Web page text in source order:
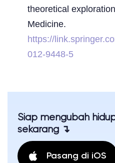
theoretical
Medicine.
https://
012-9448-5
Siap mengubah
sekarang ↴
Pasang di iOS